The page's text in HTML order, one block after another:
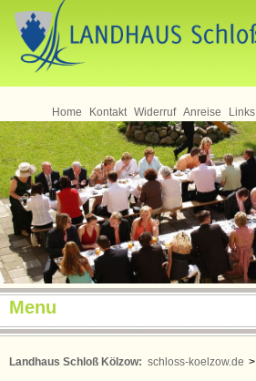
Home Kontakt Widerruf Anreise Links
Menu
Landhaus Schloß Kölzow: schloss-koelzow.de >
Seminare